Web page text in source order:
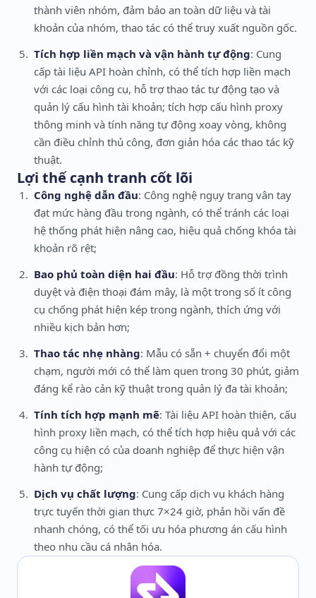
thành viên nhóm, đảm bảo an toàn dữ liệu và tài
khoản của nhóm, thao tác có thể truy xuất nguồn gốc.
Tích hợp liền mạch và vận hành tự động: Cung
cấp tài liệu API hoàn chỉnh, có thể tích hợp liền mạch
với các loại công cụ, hỗ trợ thao tác tự động tạo và
quản lý cấu hình tài khoản; tích hợp cấu hình proxy
thông minh và tính năng tự động xoay vòng, không
cần điều chỉnh thủ công, đơn giản hóa các thao tác kỹ
thuật.
Lợi thế cạnh tranh cốt lõi
Công nghệ dẫn đầu: Công nghệ ngụy trang vân tay
đạt mức hàng đầu trong ngành, có thể tránh các loại
hệ thống phát hiện nâng cao, hiệu quả chống khóa tài
khoản rõ rệt;
Bao phủ toàn diện hai đầu: Hỗ trợ đồng thời trình
duyệt và điện thoại đám mây, là một trong số ít công
cụ chống phát hiện kép trong ngành, thích ứng với
nhiều kịch bản hơn;
Thao tác nhẹ nhàng: Mẫu có sẵn + chuyển đổi một
chạm, người mới có thể làm quen trong 30 phút, giảm
đáng kể rào cản kỹ thuật trong quản lý đa tài khoản;
Tính tích hợp mạnh mẽ: Tài liệu API hoàn thiện, cấu
hình proxy liền mạch, có thể tích hợp hiệu quả với các
công cụ hiện có của doanh nghiệp để thực hiện vận
hành tự động;
Dịch vụ chất lượng: Cung cấp dịch vụ khách hàng
trực tuyến thời gian thực 7×24 giờ, phản hồi vấn đề
nhanh chóng, có thể tối ưu hóa phương án cấu hình
theo nhu cầu cá nhân hóa.